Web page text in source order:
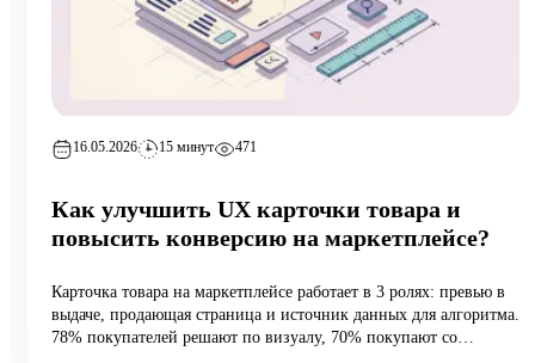
16.05.2026 15 минут 471
Как улучшить UX карточки товара и
повысить конверсию на маркетплейсе?
Карточка товара на маркетплейсе работает в 3 ролях: превью в
выдаче, продающая страница и источник данных для алгоритма.
78% покупателей решают по визуалу, 70% покупают со